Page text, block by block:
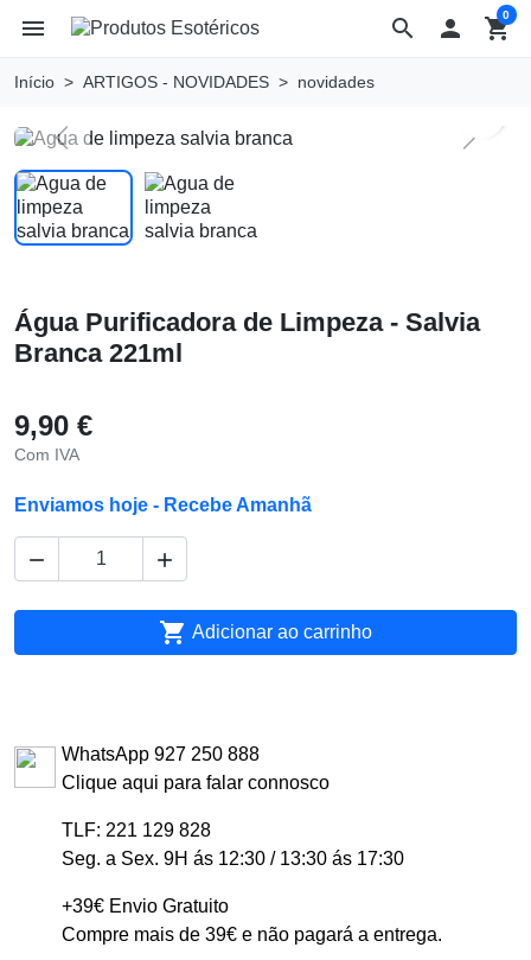
search
menu  shopping_cart
0
Início ARTIGOS - NOVIDADES novidades
Previous Next
Água Purificadora de Limpeza - Salvia
Branca 221ml
9,90 €
Com IVA
Enviamos hoje - Recebe Amanhã
 
 Adicionar ao carrinho
WhatsApp 927 250 888
Clique aqui para falar connosco
TLF: 221 129 828
Seg. a Sex. 9H ás 12:30 / 13:30 ás 17:30
+39€ Envio Gratuito
Compre mais de 39€ e não pagará a entrega.